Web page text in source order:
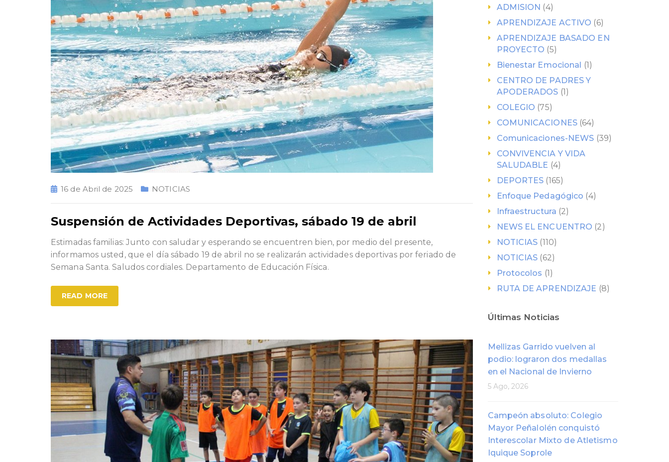
16 de Abril de 2025 NOTICIAS
Suspensión de Actividades Deportivas, sábado 19 de abril
Estimadas familias: Junto con saludar y esperando se encuentren bien, por medio del presente,
informamos usted, que el día sábado 19 de abril no se realizarán actividades deportivas por feriado de
Semana Santa. Saludos cordiales. Departamento de Educación Física.
READ MORE
ADMISION (4)
APRENDIZAJE ACTIVO (6)
APRENDIZAJE BASADO EN
PROYECTO (5)
Bienestar Emocional (1)
CENTRO DE PADRES Y
APODERADOS (1)
COLEGIO (75)
COMUNICACIONES(64)
Comunicaciones-NEWS (39)
CONVIVENCIA Y VIDA
SALUDABLE (4)
DEPORTES (165)
Enfoque Pedagógico (4)
Infraestructura (2)
NEWS EL ENCUENTRO (2)
NOTICIAS (110)
NOTICIAS (62)
Protocolos (1)
RUTA DE APRENDIZAJE (8)
Últimas Noticias
Mellizas Garrido vuelven al
podio: lograron dos medallas
en el Nacional de Invierno
5 Ago, 2026
Campeón absoluto: Colegio
Mayor Peñalolén conquistó
Interescolar Mixto de Atletismo
Iquique Soprole